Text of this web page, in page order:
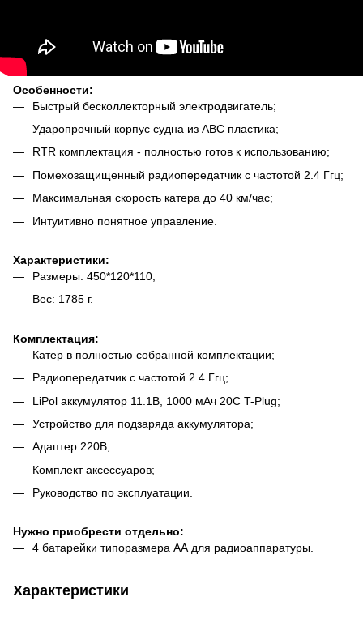
Особенности:
Быстрый бесколлекторный электродвигатель;
Ударопрочный корпус судна из ABC пластика;
RTR комплектация - полностью готов к использованию;
Помехозащищенный радиопередатчик с частотой 2.4 Ггц;
Максимальная скорость катера до 40 км/час;
Интуитивно понятное управление.
Характеристики:
Размеры: 450*120*110;
Вес: 1785 г.
Комплектация:
Катер в полностью собранной комплектации;
Радиопередатчик с частотой 2.4 Ггц;
LiPol аккумулятор 11.1В, 1000 мАч 20С T-Plug;
Устройство для подзаряда аккумулятора;
Адаптер 220В;
Комплект аксессуаров;
Руководство по эксплуатации.
Нужно приобрести отдельно:
4 батарейки типоразмера АА для радиоаппаратуры.
Характеристики